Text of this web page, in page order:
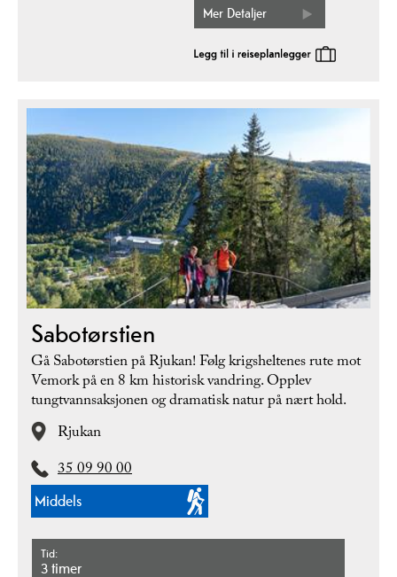
Mer Detaljer
Sabotørstien
Gå Sabotørstien på Rjukan! Følg krigsheltenes rute mot
Vemork på en 8 km historisk vandring. Opplev
tungtvannsaksjonen og dramatisk natur på nært hold.
Rjukan
35 09 90 00
Middels
Tid
3 timer